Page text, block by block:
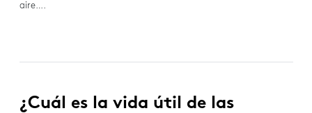
aire….
¿Cuál es la vida útil de las